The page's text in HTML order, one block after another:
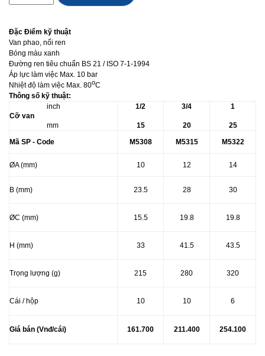
Đặc Điểm kỹ thuật
Van phao, nối ren
Bóng màu xanh
Đường ren tiêu chuẩn BS 21 / ISO 7-1-1994
Áp lực làm việc Max. 10 bar
Nhiệt độ làm việc Max. 80oC
Thông số kỹ thuật:
inch
Cỡ van
mm
1/2
15
3/4
20
1
25
Mã SP - Code
M5308 M5315 M5322
ØA (mm) 10 12 14
B (mm) 23.5 28 30
ØC (mm) 15.5 19.8 19.8
H (mm) 33 41.5 43.5
Trọng lượng (g) 215 280 320
Cái / hộp 10 10 6
Giá bán (Vnđ/cái) 161.700 211.400 254.100